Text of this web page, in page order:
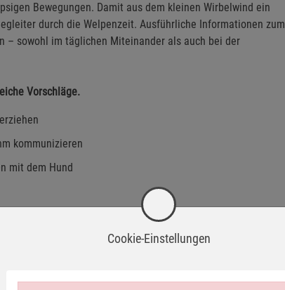
Bewegungen. Damit aus dem kleinen Wirbelwind ein
durch die Welpenzeit. Ausführliche Informationen zum
– sowohl im täglichen Miteinander als auch bei der
Vorschläge.
kommunizieren
mit dem Hund
Wird oft zusammen bestellt:
Cookie-Einstellungen